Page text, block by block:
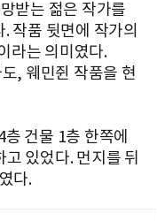
받는 젊은 작가를
작품 뒷면에 작가의
라는 의미였다.
, 웨민쥔 작품을 현
건물 1층 한쪽에
있었다. 먼지를 뒤
다.